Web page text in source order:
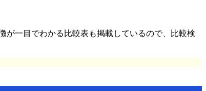
が一目でわかる比較表も掲載しているので、比較検